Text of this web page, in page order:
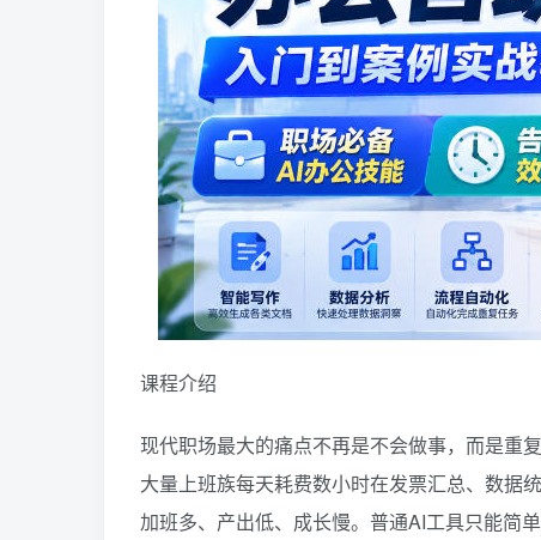
课程介绍
现代职场最大的痛点不再是不会做事，而是重
大量上班族每天耗费数小时在发票汇总、数据
加班多、产出低、成长慢。普通AI工具只能简